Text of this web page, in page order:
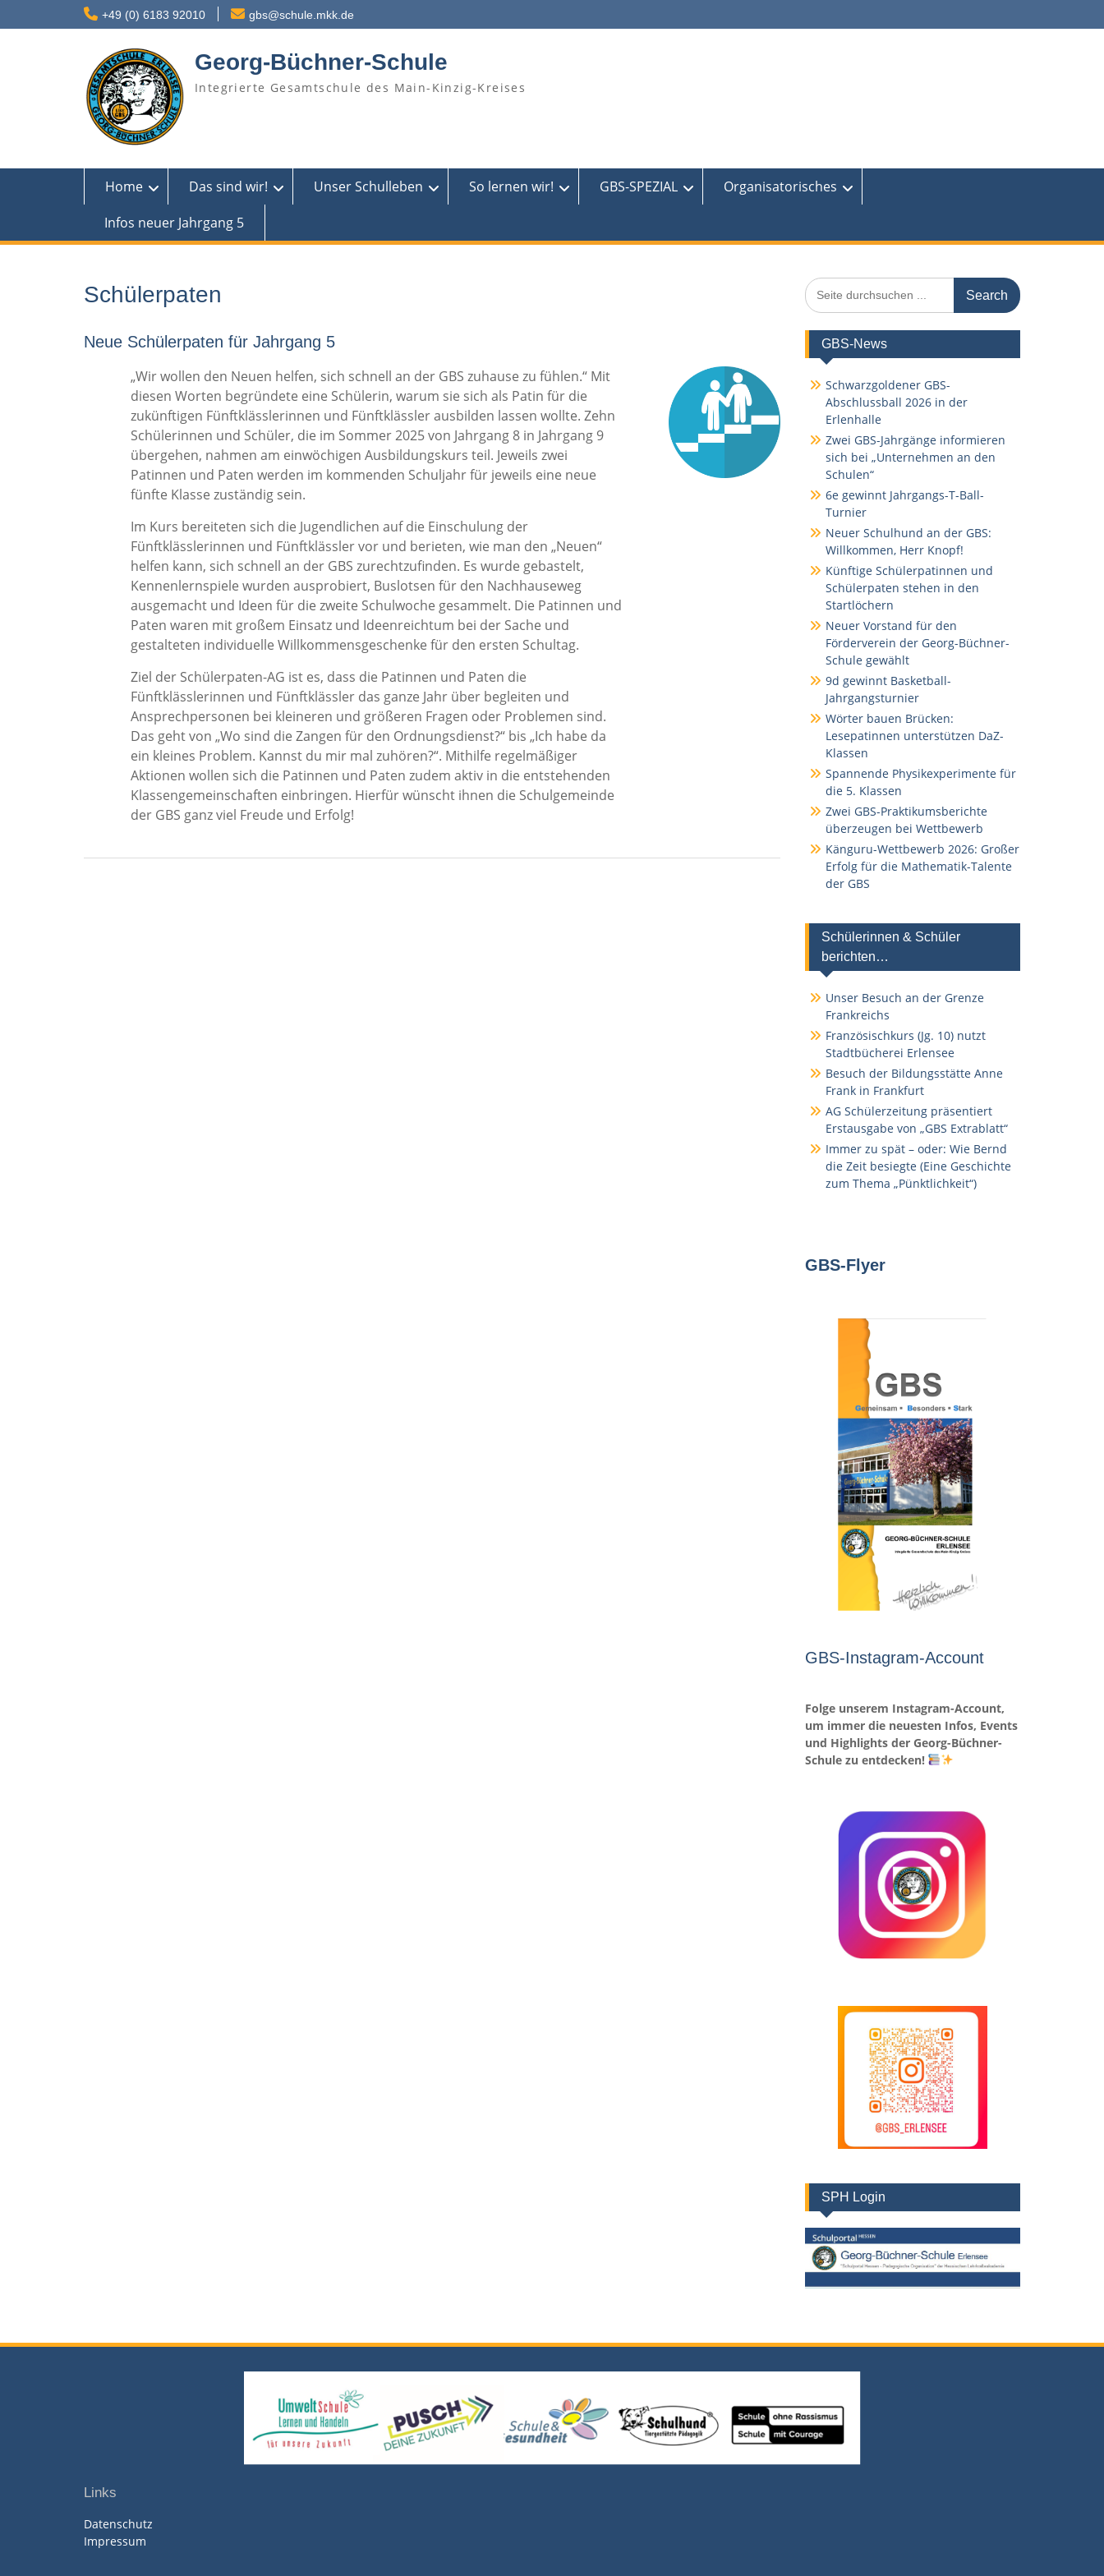
to
+49 (0) 6183 92010 gbs@schule.mkk.de
Georg-Büchner-Schule
Integrierte Gesamtschule des Main-Kinzig-Kreises
Home Das sind wir! Unser Schulleben So lernen wir! GBS-SPEZIAL
Organisatorisches
Infos neuer Jahrgang 5
Schülerpaten
Neue Schülerpaten für Jahrgang 5
„Wir wollen den Neuen helfen, sich schnell an der GBS zuhause zu fühlen.“ Mit
diesen Worten begründete eine Schülerin, warum sie sich als Patin für die
zukünftigen Fünftklässlerinnen und Fünftklässler ausbilden lassen wollte. Zehn
Schülerinnen und Schüler, die im Sommer 2025 von Jahrgang 8 in Jahrgang 9
übergehen, nahmen am einwöchigen Ausbildungskurs teil. Jeweils zwei
Patinnen und Paten werden im kommenden Schuljahr für jeweils eine neue
fünfte Klasse zuständig sein.
Im Kurs bereiteten sich die Jugendlichen auf die Einschulung der
Fünftklässlerinnen und Fünftklässler vor und berieten, wie man den „Neuen“
helfen kann, sich schnell an der GBS zurechtzufinden. Es wurde gebastelt,
Kennenlernspiele wurden ausprobiert, Buslotsen für den Nachhauseweg
ausgemacht und Ideen für die zweite Schulwoche gesammelt. Die Patinnen und
Paten waren mit großem Einsatz und Ideenreichtum bei der Sache und
gestalteten individuelle Willkommensgeschenke für den ersten Schultag.
Ziel der Schülerpaten-AG ist es, dass die Patinnen und Paten die
Fünftklässlerinnen und Fünftklässler das ganze Jahr über begleiten und
Ansprechpersonen bei kleineren und größeren Fragen oder Problemen sind.
Das geht von „Wo sind die Zangen für den Ordnungsdienst?“ bis „Ich habe da
ein kleines Problem. Kannst du mir mal zuhören?“. Mithilfe regelmäßiger
Aktionen wollen sich die Patinnen und Paten zudem aktiv in die entstehenden
Klassengemeinschaften einbringen. Hierfür wünscht ihnen die Schulgemeinde
der GBS ganz viel Freude und Erfolg!
Search
for:
GBS-News
Schwarzgoldener GBS-
Abschlussball 2026 in der
Erlenhalle
Zwei GBS-Jahrgänge informieren
sich bei „Unternehmen an den
Schulen“
6e gewinnt Jahrgangs-T-Ball-
Turnier
Neuer Schulhund an der GBS:
Willkommen, Herr Knopf!
Künftige Schülerpatinnen und
Schülerpaten stehen in den
Startlöchern
Neuer Vorstand für den
Förderverein der Georg-Büchner-
Schule gewählt
9d gewinnt Basketball-
Jahrgangsturnier
Wörter bauen Brücken:
Lesepatinnen unterstützen DaZ-
Klassen
Spannende Physikexperimente für
die 5. Klassen
Zwei GBS-Praktikumsberichte
überzeugen bei Wettbewerb
Känguru-Wettbewerb 2026: Großer
Erfolg für die Mathematik-Talente
der GBS
Schülerinnen & Schüler
berichten…
Unser Besuch an der Grenze
Frankreichs
Französischkurs (Jg. 10) nutzt
Stadtbücherei Erlensee
Besuch der Bildungsstätte Anne
Frank in Frankfurt
AG Schülerzeitung präsentiert
Erstausgabe von „GBS Extrablatt“
Immer zu spät – oder: Wie Bernd
die Zeit besiegte (Eine Geschichte
zum Thema „Pünktlichkeit“)
GBS-Flyer
GBS-Instagram-Account
Folge unserem Instagram-Account,
um immer die neuesten Infos, Events
und Highlights der Georg-Büchner-
Schule zu entdecken!
SPH Login
Links
Datenschutz
Impressum